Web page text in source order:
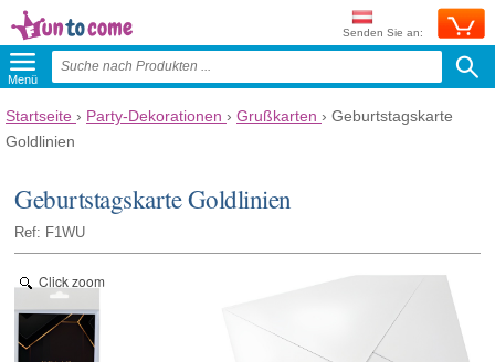
Senden Sie an:
Menü
Startseite › Party-Dekorationen › Grußkarten › Geburtstagskarte
Goldlinien
Geburtstagskarte Goldlinien
Ref: F1WU
Click zoom